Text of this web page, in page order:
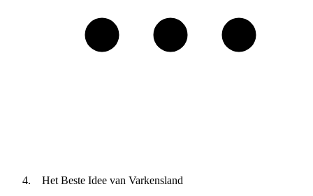
Het Beste Idee van Varkensland